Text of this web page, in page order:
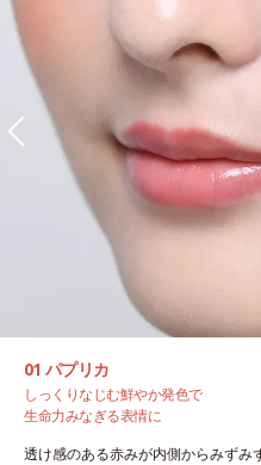
01 パプリカ
しっくりなじむ鮮やか発色で
生命力みなぎる表情に
透け感のある赤みが内側からみずみ